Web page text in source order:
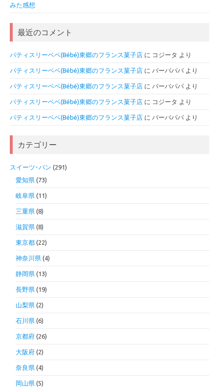
みた感想
最近のコメント
パティスリーベベ(Bébé)東郷のフランス菓子店 に コジータ より
パティスリーベベ(Bébé)東郷のフランス菓子店 に バーバパパ より
パティスリーベベ(Bébé)東郷のフランス菓子店 に バーバパパ より
パティスリーベベ(Bébé)東郷のフランス菓子店 に コジータ より
パティスリーベベ(Bébé)東郷のフランス菓子店 に バーバパパ より
カテゴリー
スイーツ･パン (291)
愛知県 (73)
岐阜県 (11)
三重県 (8)
滋賀県 (8)
東京都 (22)
神奈川県 (4)
静岡県 (13)
長野県 (19)
山梨県 (2)
石川県 (6)
京都府 (26)
大阪府 (2)
奈良県 (4)
岡山県 (5)